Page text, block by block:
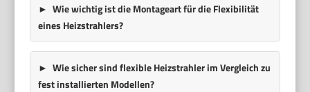
Wie wichtig ist die Montageart für die Flexibilität
eines Heizstrahlers?
Wie sicher sind flexible Heizstrahler im Vergleich zu
fest installierten Modellen?